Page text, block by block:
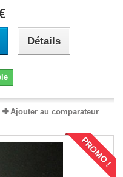
Détails
Ajouter au comparateur
PROMO !